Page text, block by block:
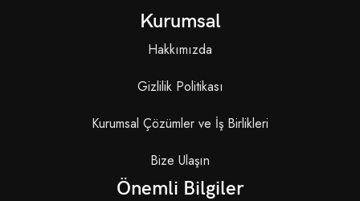
Kurumsal
Hakkımızda
Gizlilik Politikası
Kurumsal Çözümler ve İş Birlikleri
Bize Ulaşın
Önemli Bilgiler